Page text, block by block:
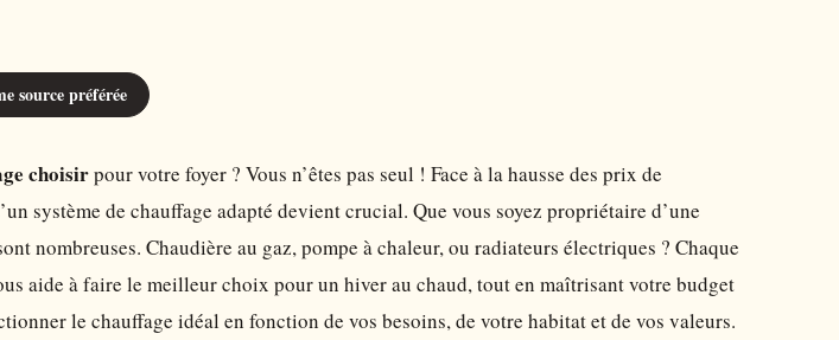
source préférée
choisirpour votre foyer ? Vous n’êtes pas seul ! Face à la hausse des prix de
système de chauffage adapté devient crucial. Que vous soyez propriétaire d’une
nombreuses. Chaudière au gaz, pompe à chaleur, ou radiateurs électriques ? Chaque
aide à faire le meilleur choix pour un hiver au chaud, tout en maîtrisant votre budget
le chauffage idéal en fonction de vos besoins, de votre habitat et de vos valeurs.